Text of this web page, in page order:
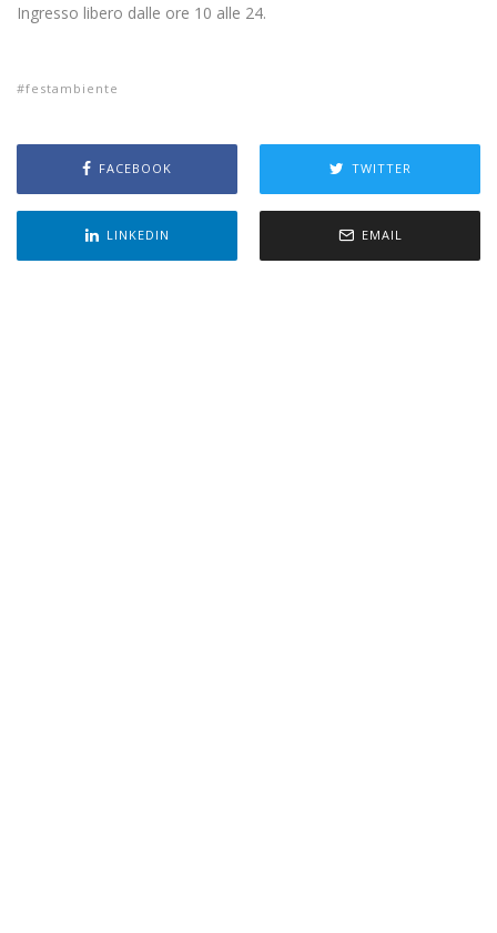
Ingresso libero dalle ore 10 alle 24.
festambiente
FACEBOOK TWITTER
LINKEDIN EMAIL